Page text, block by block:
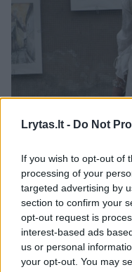
Lrytas.lt - Do Not
If you wish to opt-out of
processing of your
targeted advertising by
section to confirm your
opt-out request is
interest-based ads
us or personal
your opt-out. You may